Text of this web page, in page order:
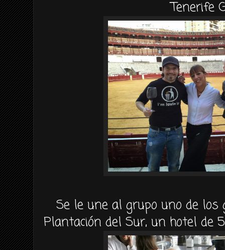
Tenerife
Se le une al grupo uno de los
Plantación del Sur, un hotel de